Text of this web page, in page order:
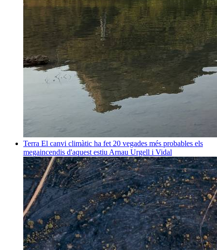
Terra El canvi climàtic ha fet 20 vegades més probables els
megaincendis d'aquest estiu Arnau Urgell i Vidal